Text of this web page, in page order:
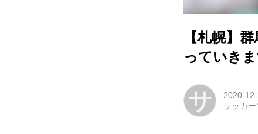
【札幌】
っていきま
サ
2020-
サッカ